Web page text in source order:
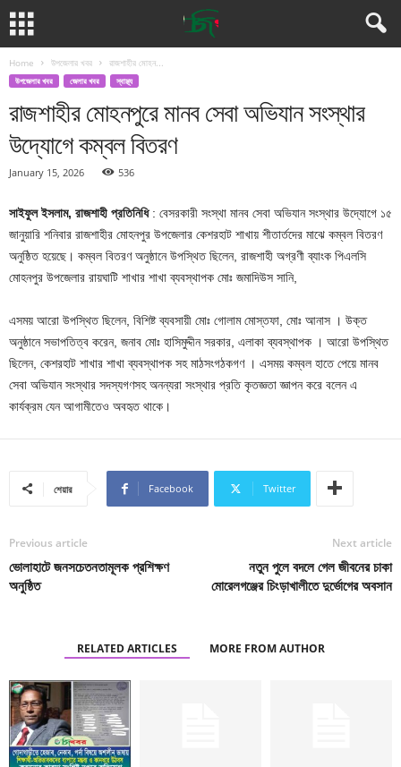
Home উপজেলার খবর রাজশাহীর মোহন...
উপজেলার খবর জেলার খবর স্বাস্থ্য
রাজশাহীর মোহনপুরে মানব সেবা অভিযান সংস্থার
উদ্যোগে কম্বল বিতরণ
January 15, 2026 536
সাইফুল ইসলাম, রাজশাহী প্রতিনিধি: বেসরকারী সংস্থা মানব সেবা অভিযান সংস্থার উদ্যোগে ১৫
জানুয়ারি শনিবার রাজশাহীর মোহনপুর উপজেলার কেশরহাট শাখায় শীতার্তদের মাঝে কম্বল বিতরণ
অনুষ্ঠিত হয়েছে। কম্বল বিতরণ অনুষ্ঠানে উপস্থিত ছিলেন, রাজশাহী অগ্রণী ব্যাংক পিএলসি
মোহনপুর উপজেলার রায়ঘাটি শাখার শাখা ব্যবস্থাপক মোঃ জমাদিউস সানি,
এসময় আরো উপস্থিত ছিলেন, বিশিষ্ট ব্যবসায়ী মোঃ গোলাম মোস্তফা, মোঃ আনাস । উক্ত
অনুষ্ঠানে সভাপতিত্ব করেন, জনাব মোঃ হাসিমুদ্দীন সরকার, এলাকা ব্যবস্থাপক । আরো উপস্থিত
ছিলেন, কেশরহাট শাখার শাখা ব্যবস্থাপক সহ মাঠসংগঠকগণ । এসময় কম্বল হাতে পেয়ে মানব
সেবা অভিযান সংস্থার সদস্যগণসহ অনন্যরা সংস্থার প্রতি কৃতজ্ঞতা জ্ঞাপন করে বলেন এ
কার্যক্রম যেন আগামীতেও অবহৃত থাকে।
শেয়ার Facebook Twitter
Previous article
ভোলাহাটে জনসচেতনতামূলক প্রশিক্ষণ
অনুষ্ঠিত
Next article
নতুন পুলে বদলে গেল জীবনের চাকা
মোরেলগঞ্জের চিংড়াখালীতে দুর্ভোগের অবসান
RELATED ARTICLES MORE FROM AUTHOR